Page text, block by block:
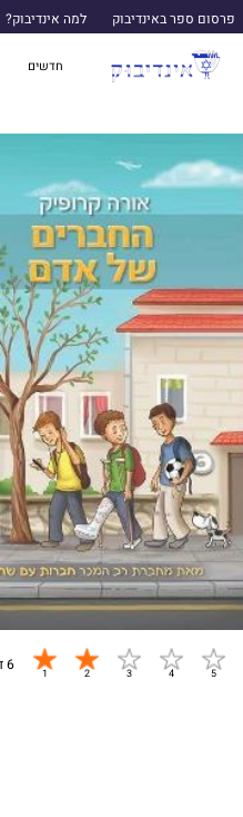
פרסום ספר באינדיבוק למה אינדיבוק?
חדשים
6 דירוגים